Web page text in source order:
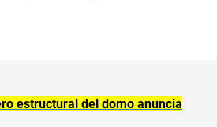
estructural del domo anuncia